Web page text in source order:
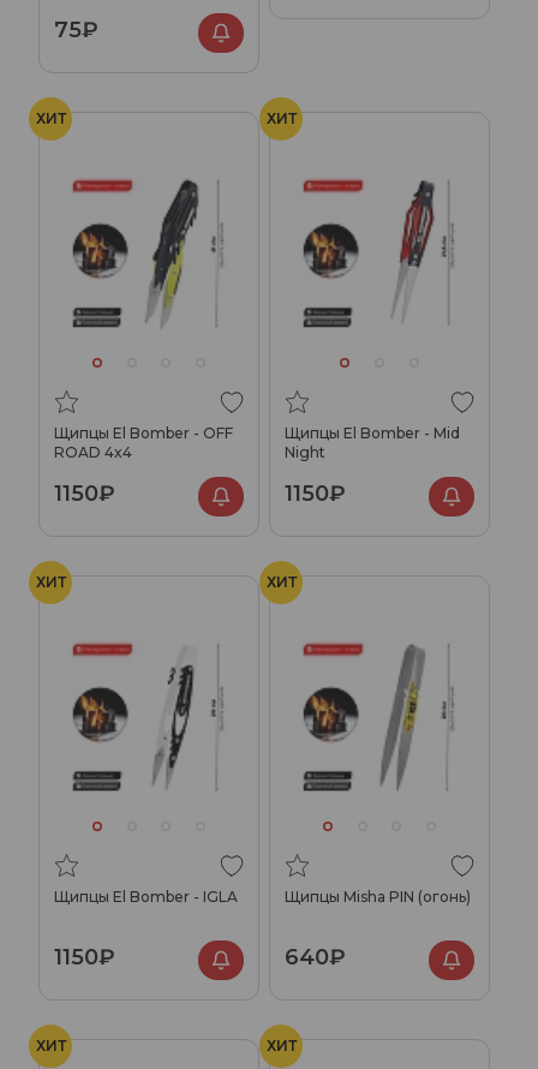
75₽
ХИТ
Щипцы El Bomber - OFF
ROAD 4x4
1150₽
ХИТ
Щипцы El Bomber - Mid
Night
1150₽
ХИТ
Щипцы El Bomber - IGLA
1150₽
ХИТ
Щипцы Misha PIN (огонь)
640₽
ХИТ ХИТ